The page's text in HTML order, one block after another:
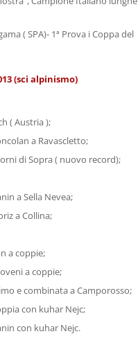
( SPA)- 1ª Prova i Coppa del
(sci alpinismo)
( Austria );
a Ravascletto;
di Sopra ( nuovo record);
a Sella Nevea;
a Collina;
a coppie;
a coppie;
e combinata a Camporosso;
con kuhar Nejc;
con kuhar Nejc.